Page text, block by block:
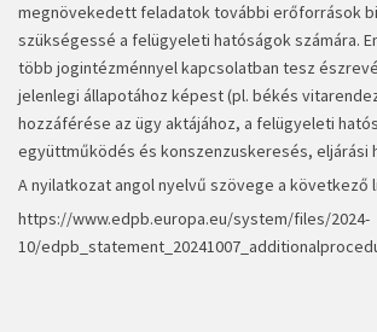
megnövekedett feladatok további erőforrások
szükségessé a felügyeleti hatóságok számára.
több jogintézménnyel kapcsolatban tesz
jelenlegi állapotához képest (pl. békés
hozzáférése az ügy aktájához, a felügyeleti
együttműködés és konszenzuskeresés, eljárási
A nyilatkozat angol nyelvű szövege a következő
https://www.edpb.europa.eu/system/files/2024-
10/